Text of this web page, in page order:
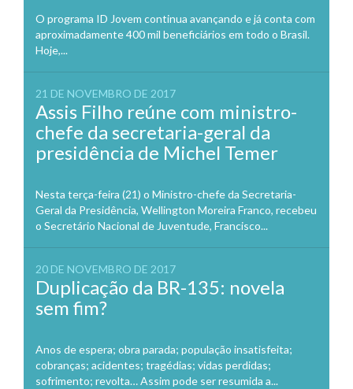
O programa ID Jovem continua avançando e já conta com
aproximadamente 400 mil beneficiários em todo o Brasil.
Hoje,...
21 DE NOVEMBRO DE 2017
Assis Filho reúne com ministro-
chefe da secretaria-geral da
presidência de Michel Temer
Nesta terça-feira (21) o Ministro-chefe da Secretaria-
Geral da Presidência, Wellington Moreira Franco, recebeu
o Secretário Nacional de Juventude, Francisco...
20 DE NOVEMBRO DE 2017
Duplicação da BR-135: novela
sem fim?
Anos de espera; obra parada; população insatisfeita;
cobranças; acidentes; tragédias; vidas perdidas;
sofrimento; revolta… Assim pode ser resumida a...